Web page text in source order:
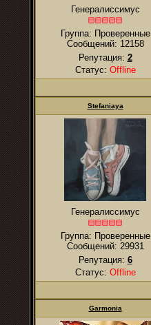
Генералиссимус
Группа: Проверенные
Сообщений: 12158
Репутация: 2
Статус: Offline
Stefaniaya
Генералиссимус
Группа: Проверенные
Сообщений: 29931
Репутация: 6
Статус: Offline
Garmonia